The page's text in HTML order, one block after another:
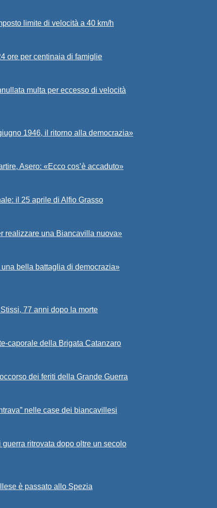
limite di velocità a 40 km/h
ore per centinaia di famiglie
multa per eccesso di velocità
1946, il ritorno alla democrazia»
Asero: «Ecco cos’è accaduto»
il 25 aprile di Alfio Grasso
realizzare una Biancavilla nuova»
bella battaglia di democrazia»
77 anni dopo la morte
caporale della Brigata Catanzaro
dei feriti della Grande Guerra
nelle case dei biancavillesi
ritrovata dopo oltre un secolo
è passato allo Spezia